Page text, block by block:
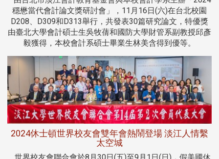
穩懋當代會計論文獎研討會」，11月16日(六)在台北校園
D208、D309和D313舉行，共發表30篇研究論文，特優獎
由臺北大學會計碩士生吳牧蒨和國防大學財管系副教授邱彥
毅獲得，本校會計系碩士畢業生林美含得到優等。
2024休士頓世界校友會雙年會熱鬧登場 淡江人情繫
太空城
世界校友會聯合會於8月30日(五)至9月1日(日)，假美國休